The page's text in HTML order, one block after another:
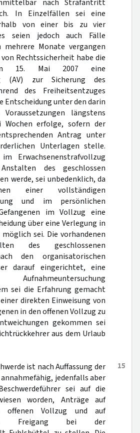
nach Strafantritt
In Einzelfällen sei eine
von einer bis zu vier
seien jedoch auch Fälle
Monate vergangen
Rechtssicherheit habe die
15. Mai 2007 eine
(AV) zur Sicherung des
des Freiheitsentzuges
Entscheidung unter den darin
längstens
erfolge, sofern der
Antrag unter
Unterlagen stelle.
Erwachsenenstrafvollzug
des geschlossen
werde, sei unbedenklich, da
einer vollständigen
und im persönlichen
im Vollzug eine
über eine Verlegung in
sei. Die vorhandenen
des geschlossenen
den organisatorischen
darauf eingerichtet, eine
sei die Erfahrung gemacht
direkten Einweisung von
in den offenen Vollzug zu
gekommen sei
aus dem Urlaub
15
ist nach Auffassung der
jedenfalls aber
sei auf die
worden, Anträge auf
offenen Vollzug und auf
Freigang bei der